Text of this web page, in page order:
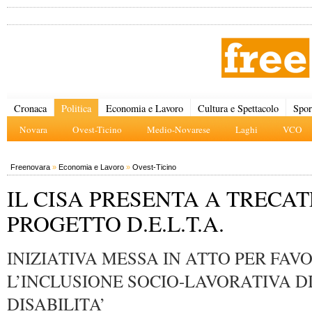
Cronaca Politica
Novara Ovest-Ticino Medio-Novarese Laghi VCO
Economia e Lavoro Cultura e Spettacolo
Freenovara » Economia e Lavoro » Ovest-Ticino
IL CISA PRESENTA A
PROGETTO D.E.L.T.A.
INIZIATIVA MESSA IN ATTO PER
L’INCLUSIONE SOCIO-LAVORATIVA
DISABILITA’